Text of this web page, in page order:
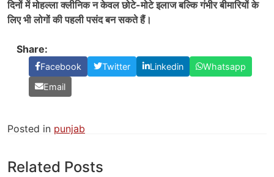
दिनों में मोहल्ला क्लीनिक न केवल छोटे-मोटे इलाज बल्कि गंभीर बीमारियों के
लिए भी लोगों की पहली पसंद बन सकते हैं।
Share:
Facebook Twitter Linkedin
Whatsapp
Email
Posted in punjab
Related Posts